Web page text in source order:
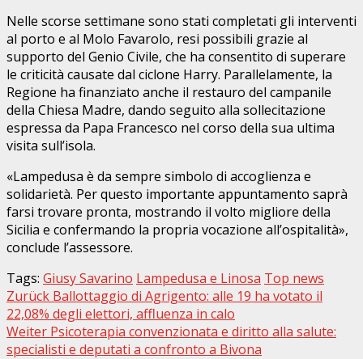
Nelle scorse settimane sono stati completati gli interventi
al porto e al Molo Favarolo, resi possibili grazie al
supporto del Genio Civile, che ha consentito di superare
le criticità causate dal ciclone Harry. Parallelamente, la
Regione ha finanziato anche il restauro del campanile
della Chiesa Madre, dando seguito alla sollecitazione
espressa da Papa Francesco nel corso della sua ultima
visita sull’isola.
«Lampedusa è da sempre simbolo di accoglienza e
solidarietà. Per questo importante appuntamento saprà
farsi trovare pronta, mostrando il volto migliore della
Sicilia e confermando la propria vocazione all’ospitalità»,
conclude l’assessore.
Tags: Giusy Savarino Lampedusa e Linosa Top news
Beitragsnavigation
Zurück Ballottaggio di Agrigento: alle 19 ha votato il
22,08% degli elettori, affluenza in calo
Weiter Psicoterapia convenzionata e diritto alla salute:
specialisti e deputati a confronto a Bivona